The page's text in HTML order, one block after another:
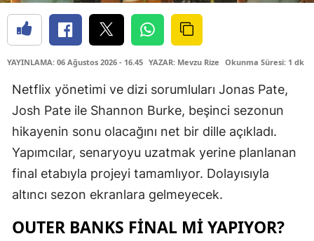
YAYINLAMA: 06 Ağustos 2026 - 16.45 YAZAR: Mevzu Rize Okunma Süresi: 1 dk
Netflix yönetimi ve dizi sorumluları Jonas Pate,
Josh Pate ile Shannon Burke, beşinci sezonun
hikayenin sonu olacağını net bir dille açıkladı.
Yapımcılar, senaryoyu uzatmak yerine planlanan
final etabıyla projeyi tamamlıyor. Dolayısıyla
altıncı sezon ekranlara gelmeyecek.
OUTER BANKS FİNAL Mİ YAPIYOR?